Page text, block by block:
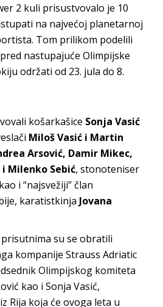
2 kuli prisustvovalo je 10
na najvećoj planetarnoj
Tom prilikom podelili
nastupajuće Olimpijske
održati od 23. jula do 8.
košarkašice Sonja Vasić
Miloš Vasić i Martin
Arsović, Damir Mikec,
Milenko Sebić, stonoteniser
i “najsvežiji” član
karatistkinja Jovana
su se obratili
kompanije Strauss Adriatic
Olimpijskog komiteta
kao i Sonja Vasić,
Rija koja će ovoga leta u